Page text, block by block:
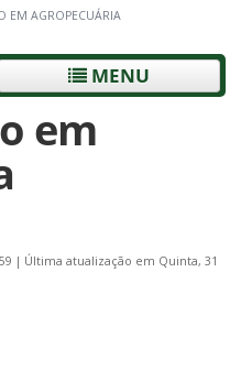
EM AGROPECUÁRIA
MENU
em
| Última atualização em Quinta, 31